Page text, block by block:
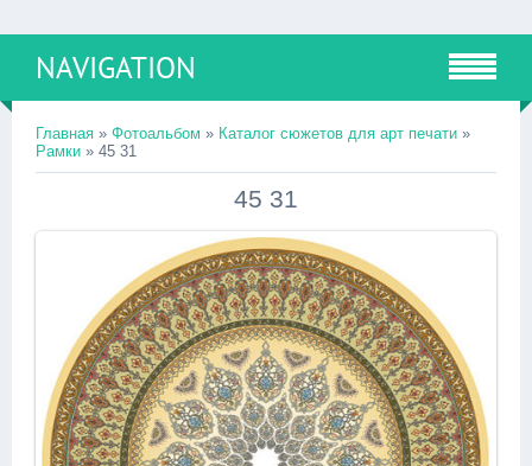
NAVIGATION
Главная » Фотоальбом » Каталог сюжетов для арт печати »
Рамки » 45 31
45 31